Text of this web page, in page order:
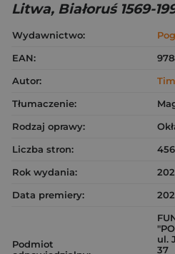
Litwa, Białoruś 1569-
Wydawnictwo:
EAN:
Autor:
Tłumaczenie:
Rodzaj oprawy:
Liczba stron:
456
Rok wydania:
Data premiery:
Podmiot
ul.
37